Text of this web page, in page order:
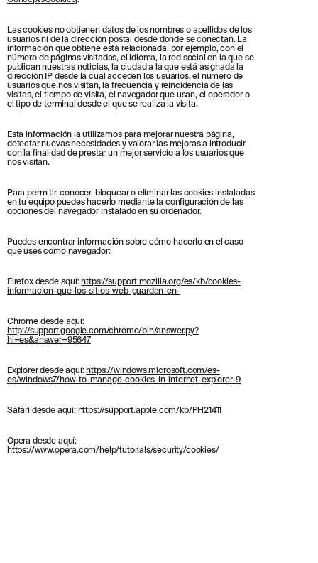
Las cookies no obtienen datos de los nombres o apellidos de los
usuarios ni de la dirección postal desde donde se conectan. La
información que obtiene está relacionada, por ejemplo, con el
número de páginas visitadas, el idioma, la red social en la que se
publican nuestras noticias, la ciudad a la que está asignada la
dirección IP desde la cual acceden los usuarios, el número de
usuarios que nos visitan, la frecuencia y reincidencia de las
visitas, el tiempo de visita, el navegador que usan, el operador o
el tipo de terminal desde el que se realiza la visita.
Esta información la utilizamos para mejorar nuestra página,
detectar nuevas necesidades y valorar las mejoras a introducir
con la finalidad de prestar un mejor servicio a los usuarios que
nos visitan.
Para permitir, conocer, bloquear o eliminar las cookies instaladas
en tu equipo puedes hacerlo mediante la configuración de las
opciones del navegador instalado en su ordenador.
Puedes encontrar información sobre cómo hacerlo en el caso
que uses como navegador:
Firefox desde aquí: https://support.mozilla.org/es/kb/cookies-
informacion-que-los-sitios-web-guardan-en-
Chrome desde aquí:
http://support.google.com/chrome/bin/answer.py?
hl=es&answer=95647
Explorer desde aquí: https://windows.microsoft.com/es-
es/windows7/how-to-manage-cookies-in-internet-explorer-9
Safari desde aquí: https://support.apple.com/kb/PH21411
Opera desde aquí:
https://www.opera.com/help/tutorials/security/cookies/